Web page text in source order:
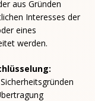
aus Gründen
Interesses der
eines
werden.